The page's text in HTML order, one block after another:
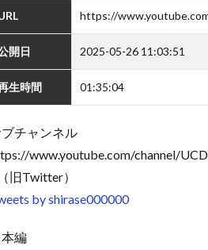
https://
開日 2025-05-26 11:03:51
生時間 01:35:04
チャンネル
www.youtube.com/channel/
旧Twitter）
by shirase000000
編